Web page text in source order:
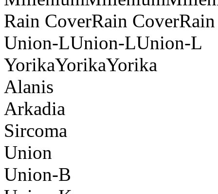
Rain CoverRain
Union-LUnion-LUnion-L
YorikaYorikaYorika
Alanis
Arkadia
Sircoma
Union
Union-B